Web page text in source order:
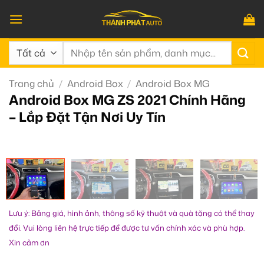
qua
nội
dung
Tìm
Trang chủ / Android Box / Android Box MG
Android Box MG ZS 2021 Chính Hãng
– Lắp Đặt Tận Nơi Uy Tín
Lưu ý: Bảng giá, hình ảnh, thông số kỹ thuật và quà tặng có thể thay
đổi. Vui lòng liên hệ trực tiếp để được tư vấn chính xác và phù hợp.
Xin cảm ơn